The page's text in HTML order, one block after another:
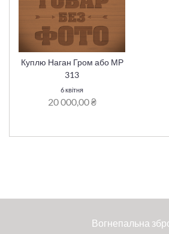
Куплю Наган Гром або МР
313
6 квітня
20 000,00 ₴
Вогнепальна